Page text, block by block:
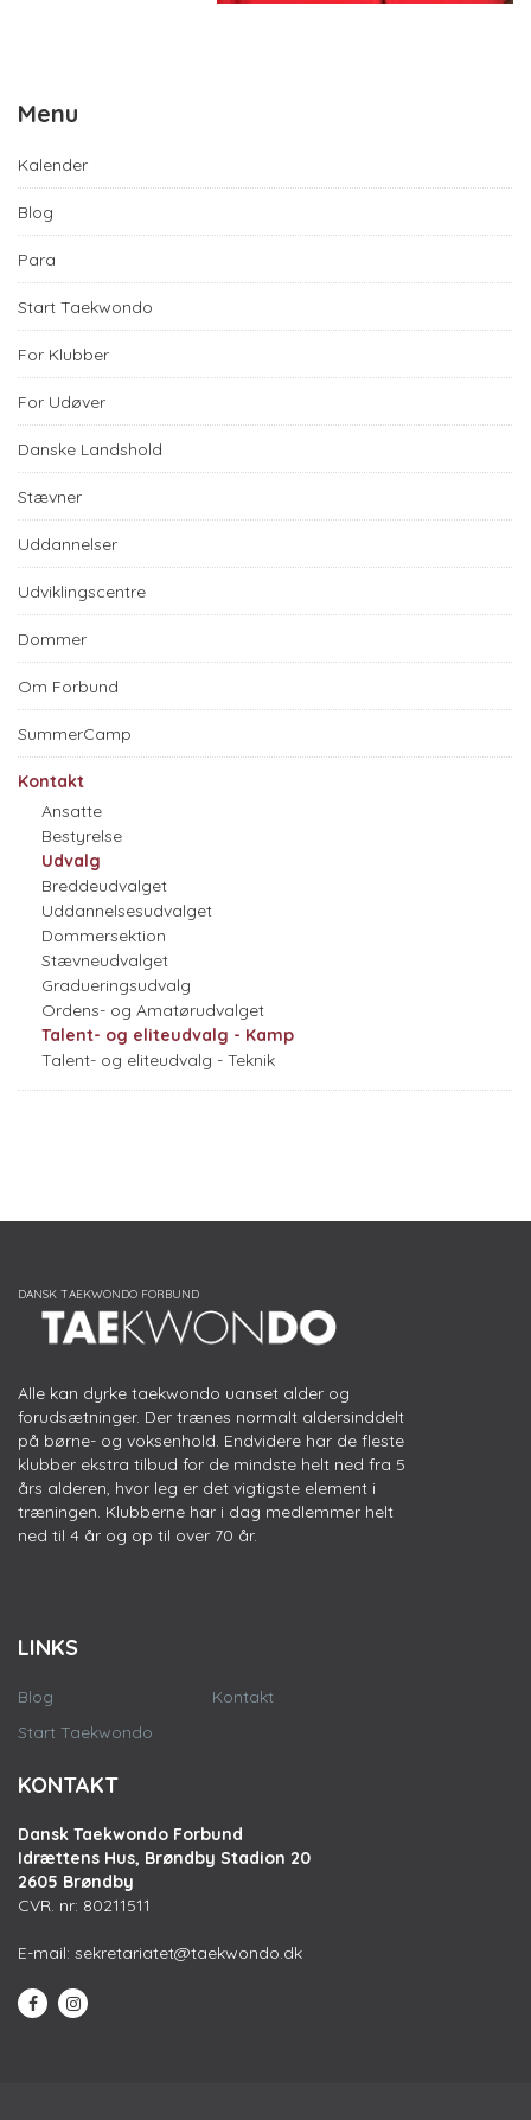
Menu
Kalender
Blog
Para
Start Taekwondo
For Klubber
For Udøver
Danske Landshold
Stævner
Uddannelser
Udviklingscentre
Dommer
Om Forbund
SummerCamp
Kontakt
Ansatte
Bestyrelse
Udvalg
Breddeudvalget
Uddannelsesudvalget
Dommersektion
Stævneudvalget
Gradueringsudvalg
Ordens- og Amatørudvalget
Talent- og eliteudvalg - Kamp
Talent- og eliteudvalg - Teknik
Alle kan dyrke taekwondo uanset alder og
forudsætninger. Der trænes normalt aldersinddelt
på børne- og voksenhold. Endvidere har de fleste
klubber ekstra tilbud for de mindste helt ned fra 5
års alderen, hvor leg er det vigtigste element i
træningen. Klubberne har i dag medlemmer helt
ned til 4 år og op til over 70 år.
LINKS
Blog
Start Taekwondo
Kontakt
KONTAKT
Dansk Taekwondo Forbund
Idrættens Hus, Brøndby Stadion 20
2605 Brøndby
CVR. nr: 80211511
E-mail: sekretariatet@taekwondo.dk